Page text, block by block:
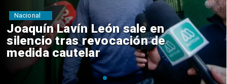
Chile y Venezuela formalizan
reinicio de relaciones
consulares
Nacional